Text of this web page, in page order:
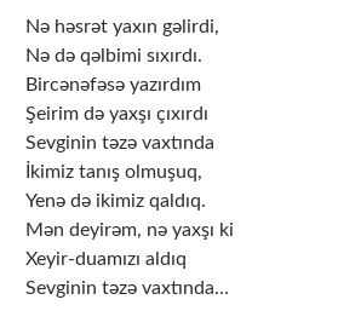
Nə həsrət yaxın gəlirdi,
Nə də qəlbimi sıxırdı.
Bircənəfəsə yazırdım
Şeirim də yaxşı çıxırdı
Sevginin təzə vaxtında
İkimiz tanış olmuşuq,
Yenə də ikimiz qaldıq.
Mən deyirəm, nə yaxşı ki
Xeyir-duamızı aldıq
Sevginin təzə vaxtında…